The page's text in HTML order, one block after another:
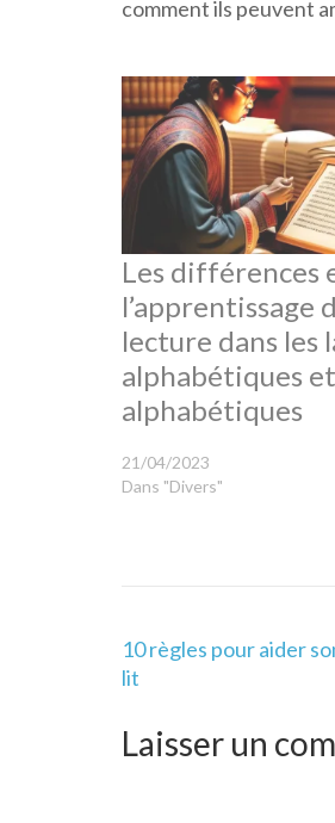
comment ils peuvent
Les différences
l’apprentissage
lecture dans les
alphabétiques
alphabétiques
21/04/2023
Dans "Divers"
Navigation
de
10 règles pour aider
lit
Laisser un